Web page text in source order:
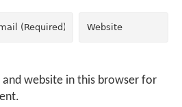
and website in this browser for